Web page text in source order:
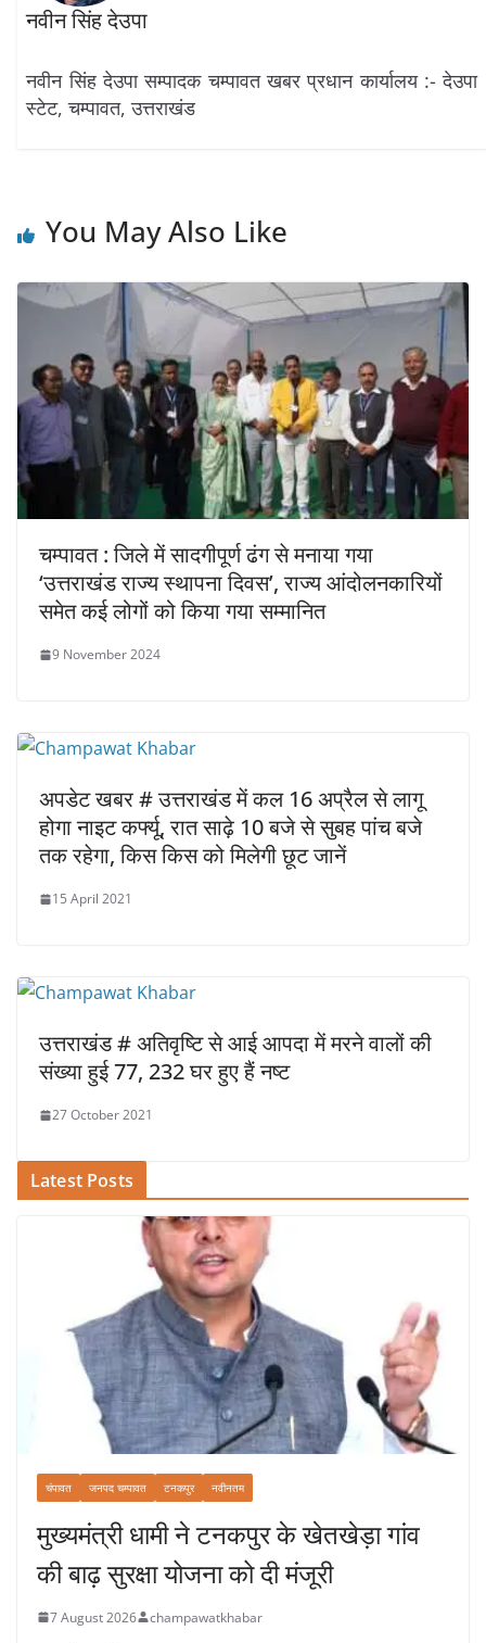
नवीन सिंह देउपा
नवीन सिंह देउपा सम्पादक चम्पावत खबर प्रधान कार्यालय :- देउपा
स्टेट, चम्पावत, उत्तराखंड
You May Also Like
चम्पावत : जिले में सादगीपूर्ण ढंग से मनाया गया
‘उत्तराखंड राज्य स्थापना दिवस’, राज्य आंदोलनकारियों
समेत कई लोगों को किया गया सम्मानित
9 November 2024
अपडेट खबर # उत्तराखंड में कल 16 अप्रैल से लागू
होगा नाइट कर्फ्यू, रात साढ़े 10 बजे से सुबह पांच बजे
तक रहेगा, किस किस को मिलेगी छूट जानें
15 April 2021
उत्तराखंड # अतिवृष्टि से आई आपदा में मरने वालों की
संख्या हुई 77, 232 घर हुए हैं नष्ट
27 October 2021
Latest Posts
चंपावत जनपद चम्पावत टनकपुर नवीनतम
मुख्यमंत्री धामी ने टनकपुर के खेतखेड़ा गांव
की बाढ़ सुरक्षा योजना को दी मंजूरी
7 August 2026 champawatkhabar